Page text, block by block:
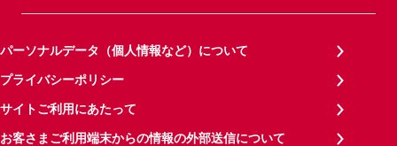
パーソナルデータ（個人情報など）について
プライバシーポリシー
サイトご利用にあたって
お客さまご利用端末からの情報の外部送信について